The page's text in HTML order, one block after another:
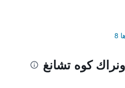
كوه تشانغ